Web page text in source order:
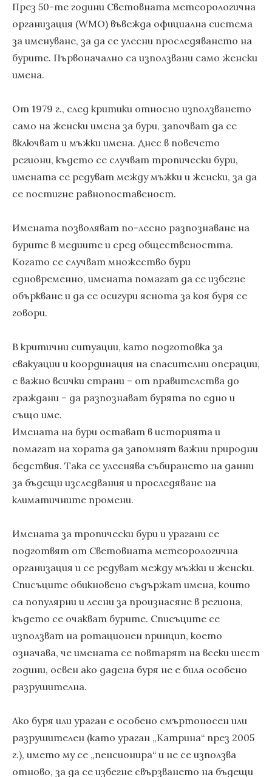
През 50-те години Световната метеорологична
организация (WMO) въвежда официална система
за именуване, за да се улесни проследяването на
бурите. Първоначално са използвани само женски
имена.
От 1979 г., след критики относно използването
само на женски имена за бури, започват да се
включват и мъжки имена. Днес в повечето
региони, където се случват тропически бури,
имената се редуват между мъжки и женски, за да
се постигне равнопоставеност.
Имената позволяват по-лесно разпознаване на
бурите в медиите и сред обществеността.
Когато се случват множество бури
едновременно, имената помагат да се избегне
объркване и да се осигури яснота за коя буря се
говори.
В критични ситуации, като подготовка за
евакуации и координация на спасителни операции,
е важно всички страни – от правителства до
граждани – да разпознават бурята по едно и
също име.
Имената на бури остават в историята и
помагат на хората да запомнят важни природни
бедствия. Така се улеснява събирането на данни
за бъдещи изследвания и проследяване на
климатичните промени.
Имената за тропически бури и урагани се
подготвят от Световната метеорологична
организация и се редуват между мъжки и женски.
Списъците обикновено съдържат имена, които
са популярни и лесни за произнасяне в региона,
където се очакват бурите. Списъците се
използват на ротационен принцип, което
означава, че имената се повтарят на всеки шест
години, освен ако дадена буря не е била особено
разрушителна.
Ако буря или ураган е особено смъртоносен или
разрушителен (като ураган „Катрина“ през 2005
г.), името му се „пенсионира“ и не се използва
отново, за да се избегне свързването на бъдещи